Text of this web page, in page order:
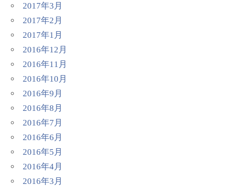
2017年3月
2017年2月
2017年1月
2016年12月
2016年11月
2016年10月
2016年9月
2016年8月
2016年7月
2016年6月
2016年5月
2016年4月
2016年3月